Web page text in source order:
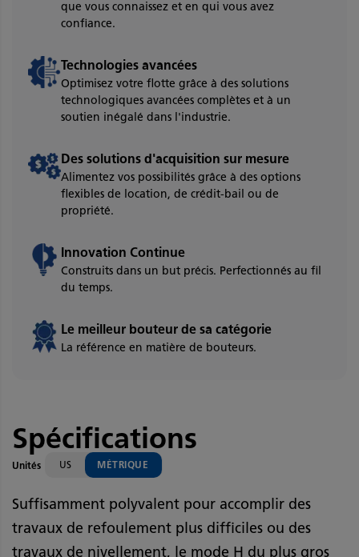
que vous connaissez et en qui vous avez
confiance.
Technologies avancées
Optimisez votre flotte grâce à des solutions
technologiques avancées complètes et à un
soutien inégalé dans l'industrie.
Des solutions d'acquisition sur mesure
Alimentez vos possibilités grâce à des options
flexibles de location, de crédit-bail ou de
propriété.
Innovation Continue
Construits dans un but précis. Perfectionnés au fil
du temps.
Le meilleur bouteur de sa catégorie
La référence en matière de bouteurs.
Spécifications
Unités US MÉTRIQUE
Suffisamment polyvalent pour accomplir des
travaux de refoulement plus difficiles ou des
travaux de nivellement, le mode H du plus gros